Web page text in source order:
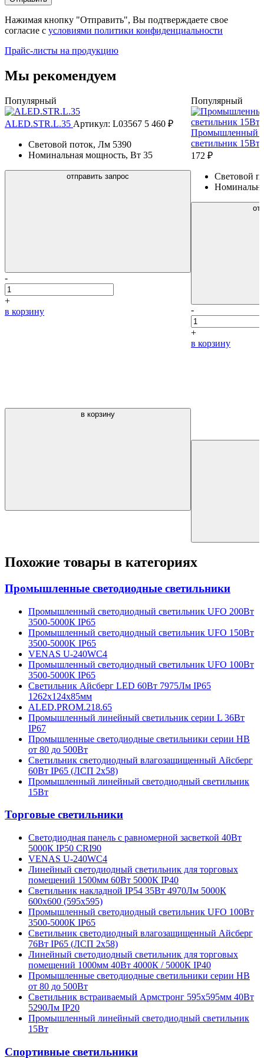
Нажимая кнопку "Отправить", Вы подтверждаете свое
согласие с условиями политики конфиденциальности
Прайс-листы на продукцию
Мы рекомендуем
Популярный
ALED.STR.L.35 Артикул: L03567 5 460 ₽
Световой поток, Лм 5390
Номинальная мощность, Вт 35
отправить запрос
-
+
в корзину
в корзину
Популярный
Промышленный
светильник 15Вт
172 ₽
Световой
-
+
в корзину
Похожие товары в категориях
Промышленные светодиодные светильники
Промышленный светодиодный светильник UFO 200Вт
3500-5000К IP65
Промышленный светодиодный светильник UFO 150Вт
3500-5000K IP65
VENAS U-240WC4
Промышленный светодиодный светильник UFO 100Вт
3500-5000К IP65
Светильник Айсберг LED 60Вт 7975Лм IP65
1262х124х85мм
ALED.PROM.218.65
Промышленный линейный светильник серии L 36Вт
IP67
Промышленные светодиодные светильники серии HB
от 80 до 500Вт
Светильник светодиодный влагозащищенный Айсберг
60Вт IP65 (ЛСП 2х58)
Промышленный линейный светодиодный светильник
15Вт
Торговые светильники
Светодиодная панель с равномерной засветкой 40Вт
5000К IP50 CRI90
VENAS U-240WC4
Линейный светодиодный светильник для торговых
помещений 1500мм 60Вт 5000К IP40
Светильник накладной IP54 35Вт 4970Лм 5000К
600х600 (595х595)
Промышленный светодиодный светильник UFO 100Вт
3500-5000К IP65
Светильник светодиодный влагозащищенный Айсберг
76Вт IP65 (ЛСП 2х58)
Линейный светодиодный светильник для торговых
помещений 1000мм 40Вт 4000К / 5000К IP40
Промышленные светодиодные светильники серии HB
от 80 до 500Вт
Светильник встраиваемый Армстронг 595х595мм 40Вт
5290Лм IP20
Промышленный линейный светодиодный светильник
15Вт
Спортивные светильники